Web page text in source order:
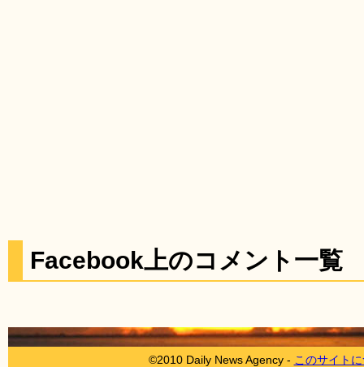
Facebook上のコメント一覧
©2010 Daily News Agency - このサイト